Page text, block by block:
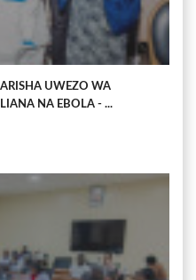
UWEZO WA
NA EBOLA - ...